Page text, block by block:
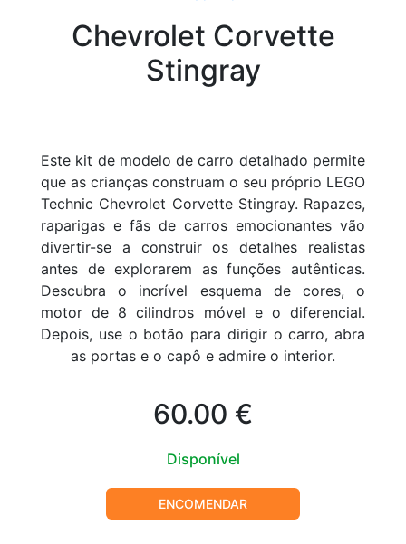
Chevrolet Corvette
Stingray
Este kit de modelo de carro detalhado permite
que as crianças construam o seu próprio LEGO
Technic Chevrolet Corvette Stingray. Rapazes,
raparigas e fãs de carros emocionantes vão
divertir-se a construir os detalhes realistas
antes de explorarem as funções autênticas.
Descubra o incrível esquema de cores, o
motor de 8 cilindros móvel e o diferencial.
Depois, use o botão para dirigir o carro, abra
as portas e o capô e admire o interior.
60.00 €
Disponível
ENCOMENDAR